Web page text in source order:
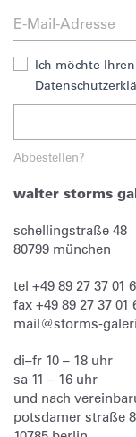
Ich möchte
Abbestellen?
walter storms
schellingstraße 48
80799 münchen
tel +49 89 27 37 01
fax +49 89 27 37 01
mail@storms-
di–fr 10 – 18 uhr
sa 11 – 16 uhr
und nach
potsdamer straße